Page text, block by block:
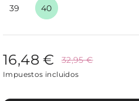
39 40
16,48 € 32,95 €
Impuestos incluidos